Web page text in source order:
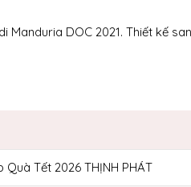
DOC 2021. Thiết kế
Quà Tết 2026 THỊNH PHÁT